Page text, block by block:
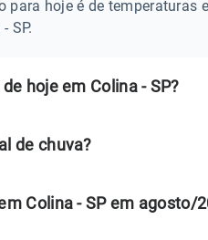
para hoje é de temperaturas
SP.
hoje em Colina - SP?
de chuva?
Colina - SP em agosto/